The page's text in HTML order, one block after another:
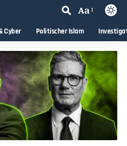
Aa
Cyber Politischer Islam